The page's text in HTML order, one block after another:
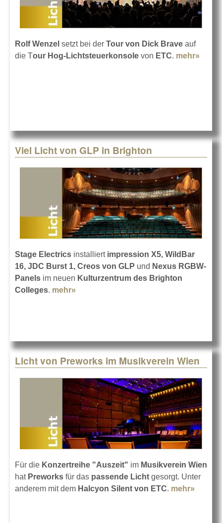
Rolf Wenzel setzt bei der Tour von Dick Brave auf
die Tour Hog-Lichtsteuerkonsole von ETC. mehr»
Tour
Viel Licht von GLP in Brighton
Stage Electrics installiertimpression X5, WildBar
16, JDC Burst 1, Creos von GLP und Nexus RGBW-
Panels im neuen Kulturzentrum des Brighton
Colleges. mehr»
Licht von Preworks im Musikverein Wien
Für die Konzertreihe "Auszeit" im Musikverein Wien
hat Preworks für das passende Licht gesorgt. Unter
anderem mit dem Halcyon Silent von ETC. mehr»